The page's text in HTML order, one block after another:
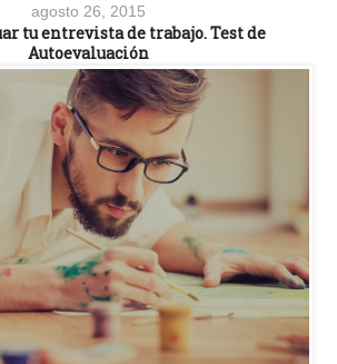
agosto 26, 2015
tu entrevista de trabajo. Test de
Autoevaluación